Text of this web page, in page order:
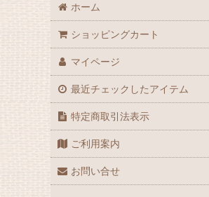
ホーム
ショッピングカート
マイページ
最近チェックしたアイテム
特定商取引法表示
ご利用案内
お問い合せ